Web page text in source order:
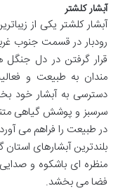
آبشار کلشتر
آبشار کلشتر یکی از
رودبار در قسمت جنوب
قرار گرفتن در دل جنگل
مندان به طبیعت و
دسترسی به آبشار خود
سرسبز و پوشش گیاهی
در طبیعت را فراهم می
بلندترین آبشارهای
منظره ای باشکوه و
فضا می بخشد.